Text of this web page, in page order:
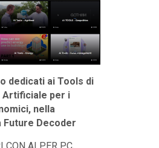
dedicati ai Tools di
Artificiale per i
nella
Decoder